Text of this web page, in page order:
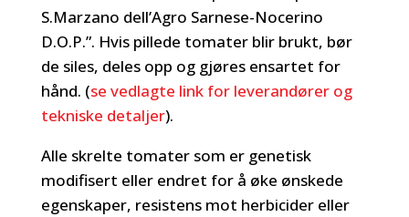
S.Marzano dell’Agro Sarnese-Nocerino
D.O.P.”. Hvis pillede tomater blir brukt, bør
de siles, deles opp og gjøres ensartet for
hånd. (se vedlagte link for leverandører og
tekniske detaljer).
Alle skrelte tomater som er genetisk
modifisert eller endret for å øke ønskede
egenskaper, resistens mot herbicider eller